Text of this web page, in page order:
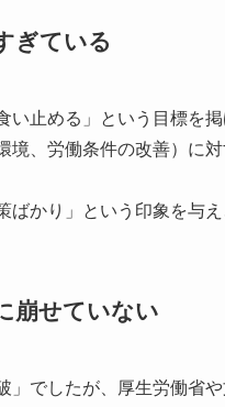
ぎている
い止める」という目標を
境、労働条件の改善）に
かり」という印象を与
崩せていない
」でしたが、厚生労働省